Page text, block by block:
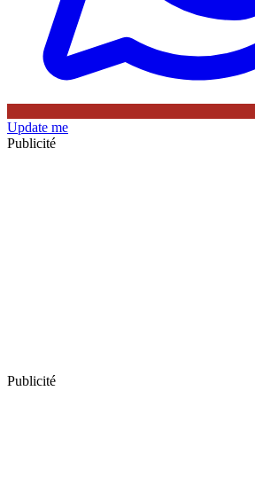
Update me
Publicité
Publicité